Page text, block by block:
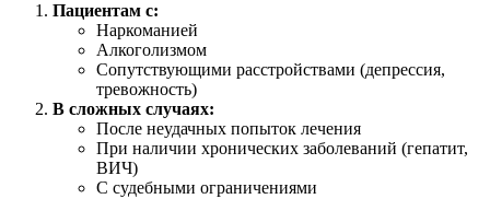
Пациентам с:
Наркоманией
Алкоголизмом
Сопутствующими расстройствами (депрессия,
тревожность)
В сложных случаях:
После неудачных попыток лечения
При наличии хронических заболеваний (гепатит,
ВИЧ)
С судебными ограничениями